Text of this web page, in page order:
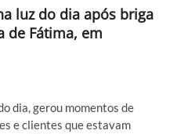
luz do dia após briga
de Fátima, em
dia, gerou momentos de
e clientes que estavam